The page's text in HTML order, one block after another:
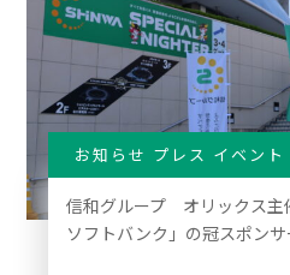
お知らせ プレス イベント
信和グループ オリックス主
ソフトバンク」の冠スポンサ